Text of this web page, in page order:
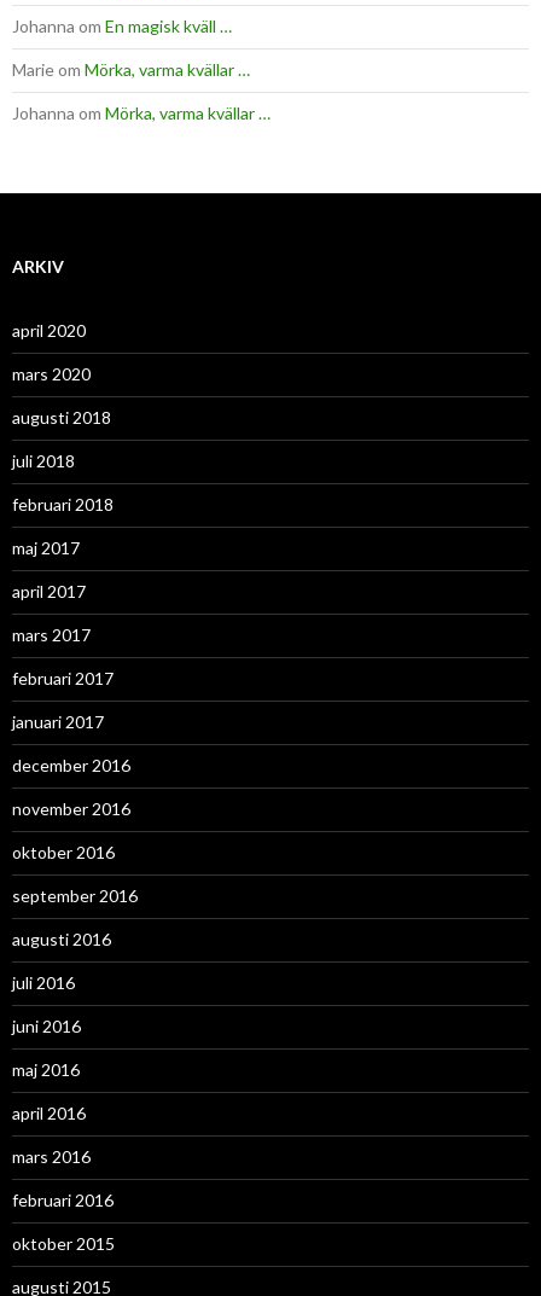
Johanna om En magisk kväll …
Marieom Mörka, varma kvällar …
Johanna om Mörka, varma kvällar …
ARKIV
april 2020
mars 2020
augusti 2018
juli 2018
februari 2018
maj 2017
april 2017
mars 2017
februari 2017
januari 2017
december 2016
november 2016
oktober 2016
september 2016
augusti 2016
juli 2016
juni 2016
maj 2016
april 2016
mars 2016
februari 2016
oktober 2015
augusti 2015